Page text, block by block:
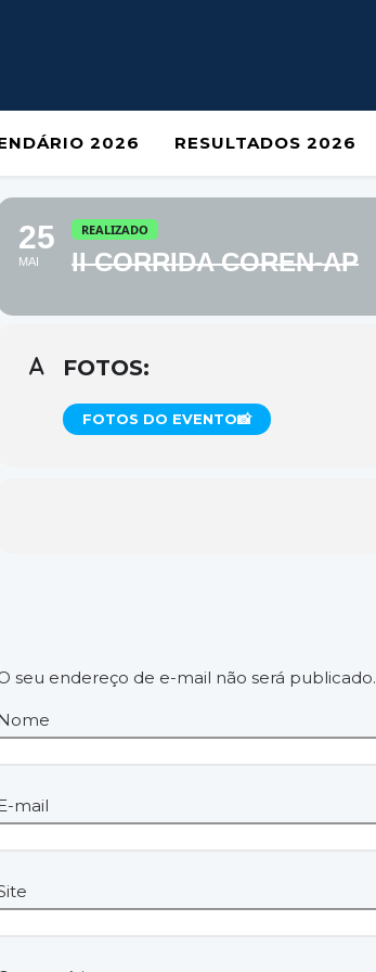
2026 RESULTADOS 2026
25
MAI
REALIZADO
II CORRIDA COREN-AP
FOTOS:
FOTOS DO EVENTO📸
seu endereço de e-mail não será publicado.
mail